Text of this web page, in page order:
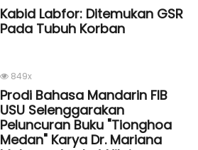
Kabid Labfor: Ditemukan GSR
Pada Tubuh Korban
849x
Prodi Bahasa Mandarin FIB
USU Selenggarakan
Peluncuran Buku "Tionghoa
Medan" Karya Dr. Mariana